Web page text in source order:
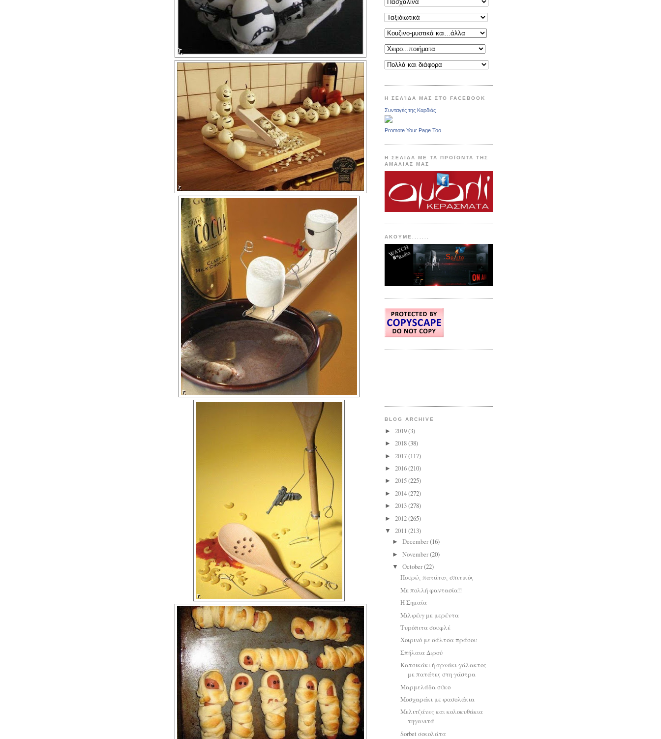
Η ΣΕΛΊΔΑ ΜΑΣ ΣΤΟ FACEBOOK
Συνταγές της Καρδιάς
Promote Your Page Too
Η ΣΕΛΙΔΑ ΜΕ ΤΑ ΠΡΟΪΟΝΤΑ ΤΗΣ
ΑΜΑΛΙΑΣ ΜΑΣ
ΑΚΟΥΜΕ.......
BLOG ARCHIVE
► 2019(3)
► 2018(38)
► 2017(117)
► 2016(210)
► 2015(225)
► 2014(272)
► 2013(278)
► 2012(265)
▼ 2011 (213)
►December(16)
►November(20)
▼October(22)
Πουρές πατάτας σπιτικός
Με πολλή φαντασία!!
Η Σημαία
Μιλφέιγ με μερέντα
Τυρόπιτα σουφλέ
Χοιρινό με σάλτσα πράσου
Σπήλαια Διρού
Κατσικάκι ή αρνάκι γάλακτος
με πατάτες στη γάστρα
Μαρμελάδα σύκο
Μοσχαράκι με φασολάκια
Μελιτζάνες και κολοκυθάκια
τηγανιτά
Sorbet σοκολάτα